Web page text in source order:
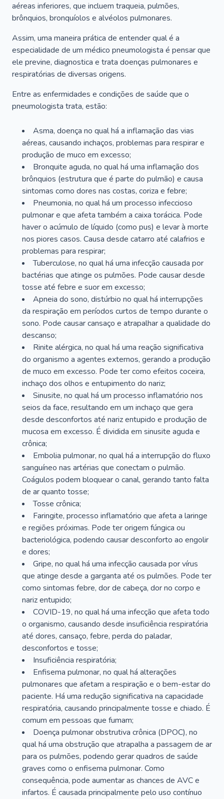
aéreas inferiores, que incluem traqueia, pulmões,
brônquios, bronquíolos e alvéolos pulmonares.
Assim, uma maneira prática de entender qual é a
especialidade de um médico pneumologista é pensar que
ele previne, diagnostica e trata doenças pulmonares e
respiratórias de diversas origens.
Entre as enfermidades e condições de saúde que o
pneumologista trata, estão:
Asma, doença no qual há a inflamação das vias
aéreas, causando inchaços, problemas para respirar e
produção de muco em excesso;
Bronquite aguda, no qual há uma inflamação dos
brônquios (estrutura que é parte do pulmão) e causa
sintomas como dores nas costas, coriza e febre;
Pneumonia, no qual há um processo infeccioso
pulmonar e que afeta também a caixa torácica. Pode
haver o acúmulo de líquido (como pus) e levar à morte
nos piores casos. Causa desde catarro até calafrios e
problemas para respirar;
Tuberculose, no qual há uma infecção causada por
bactérias que atinge os pulmões. Pode causar desde
tosse até febre e suor em excesso;
Apneia do sono, distúrbio no qual há interrupções
da respiração em períodos curtos de tempo durante o
sono. Pode causar cansaço e atrapalhar a qualidade do
descanso;
Rinite alérgica, no qual há uma reação significativa
do organismo a agentes externos, gerando a produção
de muco em excesso. Pode ter como efeitos coceira,
inchaço dos olhos e entupimento do nariz;
Sinusite, no qual há um processo inflamatório nos
seios da face, resultando em um inchaço que gera
desde desconfortos até nariz entupido e produção de
mucosa em excesso. É dividida em sinusite aguda e
crônica;
Embolia pulmonar, no qual há a interrupção do fluxo
sanguíneo nas artérias que conectam o pulmão.
Coágulos podem bloquear o canal, gerando tanto falta
de ar quanto tosse;
Tosse crônica;
Faringite, processo inflamatório que afeta a laringe
e regiões próximas. Pode ter origem fúngica ou
bacteriológica, podendo causar desconforto ao engolir
e dores;
Gripe, no qual há uma infecção causada por vírus
que atinge desde a garganta até os pulmões. Pode ter
como sintomas febre, dor de cabeça, dor no corpo e
nariz entupido;
COVID-19, no qual há uma infecção que afeta todo
o organismo, causando desde insuficiência respiratória
até dores, cansaço, febre, perda do paladar,
desconfortos e tosse;
Insuficiência respiratória;
Enfisema pulmonar, no qual há alterações
pulmonares que afetam a respiração e o bem-estar do
paciente. Há uma redução significativa na capacidade
respiratória, causando principalmente tosse e chiado. É
comum em pessoas que fumam;
Doença pulmonar obstrutiva crônica (DPOC), no
qual há uma obstrução que atrapalha a passagem de ar
para os pulmões, podendo gerar quadros de saúde
graves como o enfisema pulmonar. Como
consequência, pode aumentar as chances de AVC e
infartos. É causada principalmente pelo uso contínuo